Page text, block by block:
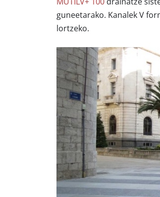
MUTILV+ 100 drainatze
guneetarako. Kanalek V
lortzeko.